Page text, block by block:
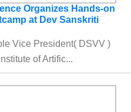
Organizes Hands-on
at Dev Sanskriti
Vice President( DSVV )
of Artific...